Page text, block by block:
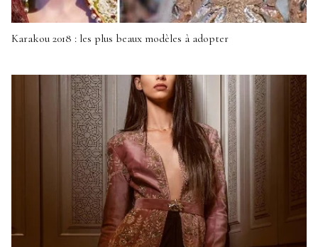
Karakou 2018 : les plus beaux modèles à adopter